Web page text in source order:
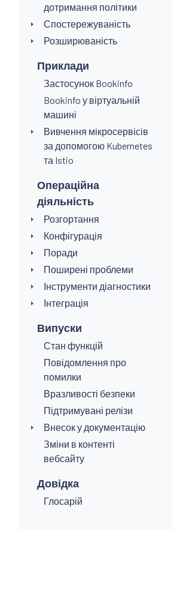
дотримання політики
Спостережуваність
Розширюваність
Приклади
Застосунок Bookinfo
Bookinfo у віртуальній
машині
Вивчення мікросервісів
за допомогою Kubernetes
та Istio
Операційна
діяльність
Розгортання
Конфігурація
Поради
Поширені проблеми
Інструменти діагностики
Інтеграція
Випуски
Стан функцій
Повідомлення про
помилки
Вразливості безпеки
Підтримувані релізи
Внесок у документацію
Зміни в контенті
вебсайту
Довідка
Глосарій